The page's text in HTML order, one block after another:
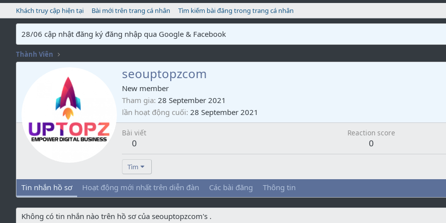
Khách truy cập hiện tại Bài mới trên trang cá nhân Tìm kiếm bài đăng trong trang cá nhân
28/06 cập nhật đăng ký đăng nhập qua Google & Facebook
Thành Viên
seouptopzcom
New member
Tham gia 28 September 2021
lần hoạt động cuối 28 September 2021
Bài viết
0
Reaction score
0
Tìm
Tin nhắn hồ sơ Hoạt động mới nhất trên diễn đàn Các bài đăng Thông tin
Không có tin nhắn nào trên hồ sơ của seouptopzcom's .